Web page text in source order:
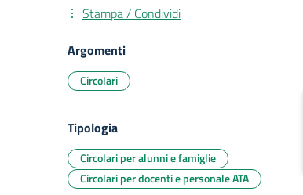
Stampa / Condividi
Argomenti
Circolari
Tipologia
Circolari per alunni e famiglie
Circolari per docenti e personale ATA